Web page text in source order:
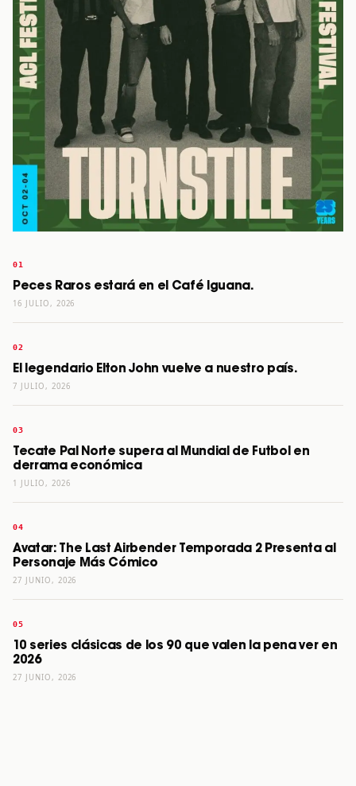
Peces Raros estará en el Café Iguana.
16 JULIO, 2026
El legendario Elton John vuelve a nuestro país.
7 JULIO, 2026
Tecate Pal Norte supera al Mundial de Futbol en
derrama económica
1 JULIO, 2026
Avatar: The Last Airbender Temporada 2 Presenta al
Personaje Más Cómico
27 JUNIO, 2026
10 series clásicas de los 90 que valen la pena ver en
2026
27 JUNIO, 2026